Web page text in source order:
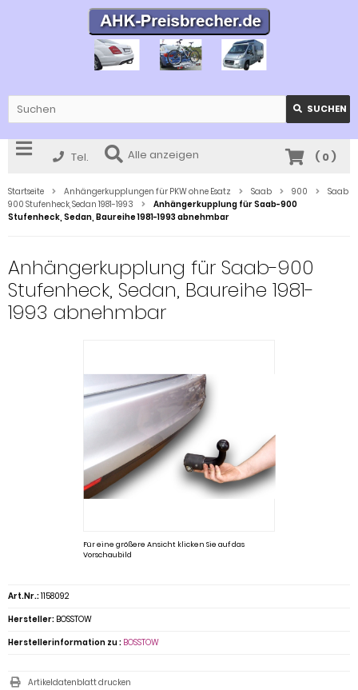
SUCHEN
Tel. Alle anzeigen ( 0)
Startseite Anhängerkupplungen für PKW ohne Esatz Saab 900
Saab
900 Stufenheck, Sedan 1981-1993
Anhängerkupplung für Saab-900
Stufenheck, Sedan, Baureihe 1981-1993 abnehmbar
Anhängerkupplung für Saab-900
Stufenheck, Sedan, Baureihe 1981-
1993 abnehmbar
Für eine größere Ansicht klicken Sie auf das
Vorschaubild
Art.Nr.:1158092
Hersteller: BOSSTOW
Herstellerinformation zu : BOSSTOW
Artikeldatenblatt drucken